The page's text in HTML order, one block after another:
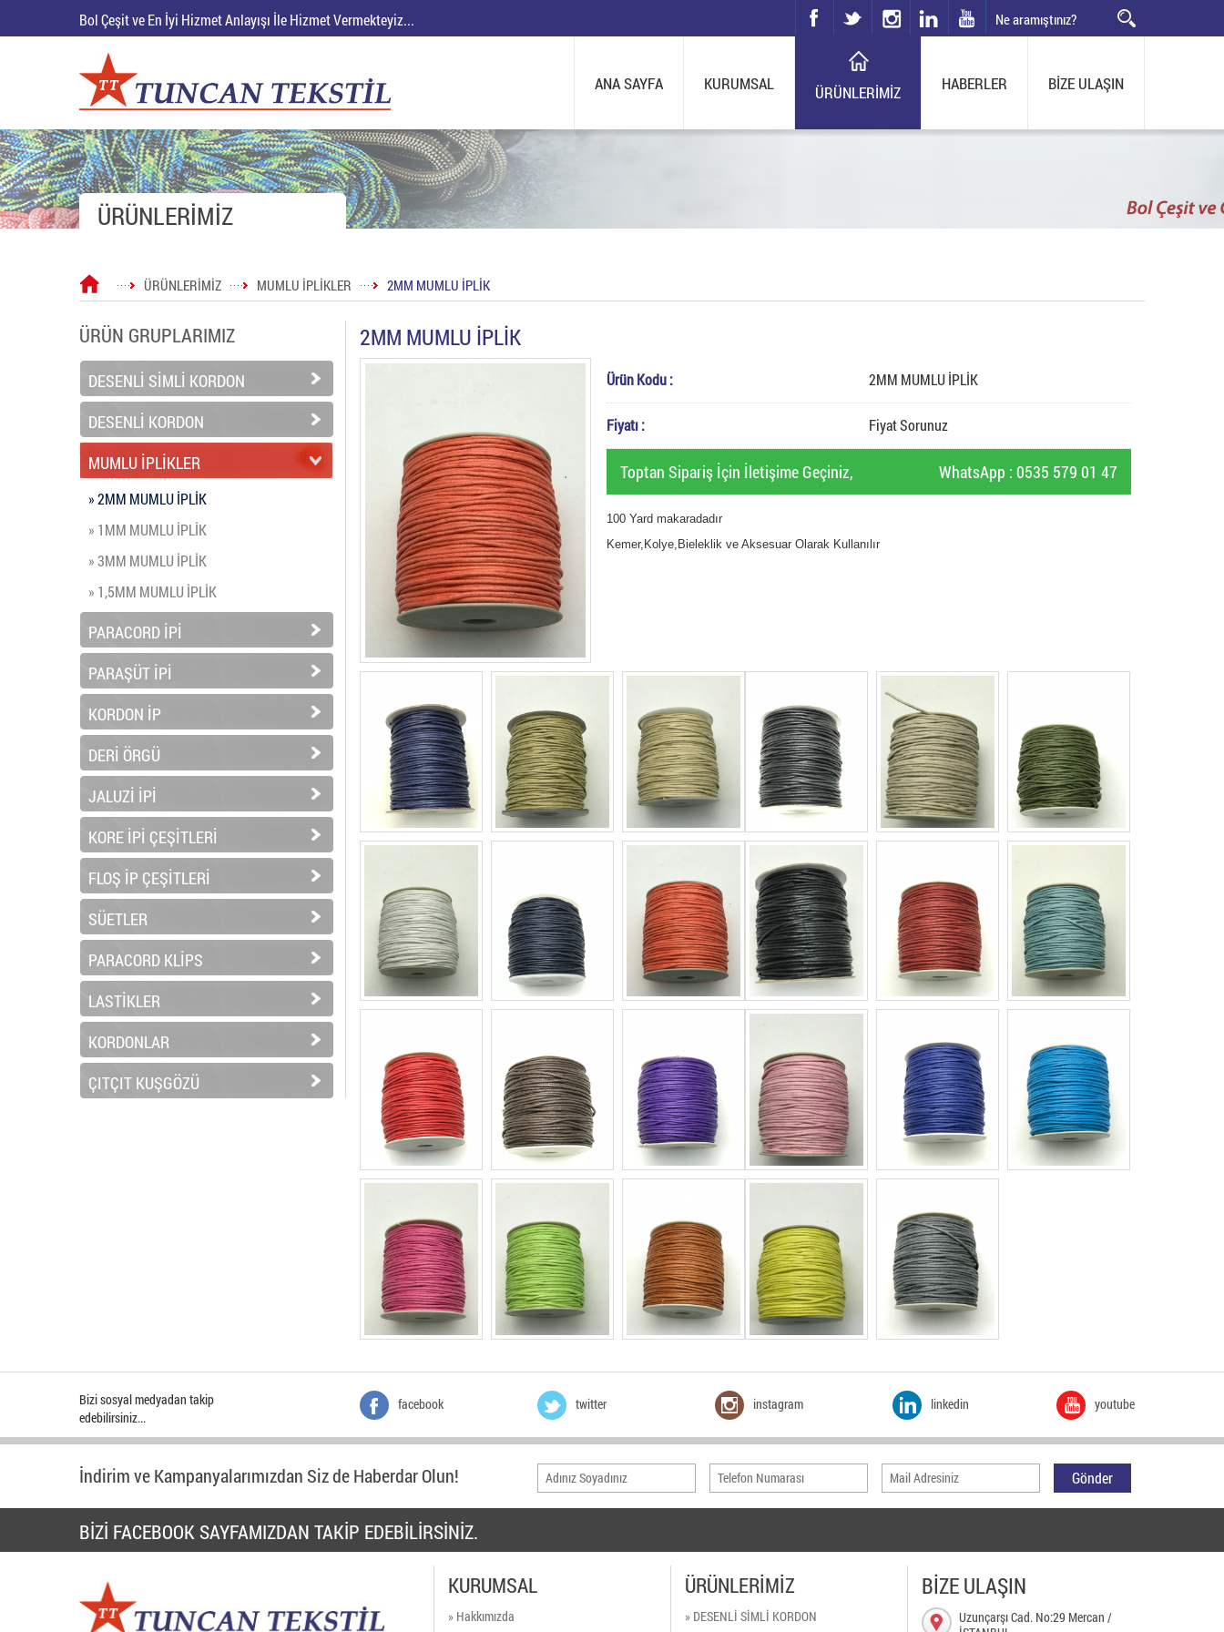
Bol Çeşit ve En İyi Hizmet Anlayışı İle Hizmet Vermekteyiz...
ANA SAYFA KURUMSAL ÜRÜNLERİMİZ HABERLER BİZE ULAŞIN
ÜRÜNLERİMİZ
ÜRÜNLERİMİZ MUMLU İPLİKLER 2MM MUMLU İPLİK
ÜRÜN GRUPLARIMIZ
DESENLİ SİMLİ KORDON
DESENLİ KORDON
MUMLU İPLİKLER
» 2MM MUMLU İPLİK
» 1MM MUMLU İPLİK
» 3MM MUMLU İPLİK
» 1,5MM MUMLU İPLİK
PARACORD İPİ
PARAŞÜT İPİ
KORDON İP
DERİ ÖRGÜ
JALUZİ İPİ
KORE İPİ ÇEŞİTLERİ
FLOŞ İP ÇEŞİTLERİ
SÜETLER
PARACORD KLİPS
LASTİKLER
KORDONLAR
ÇITÇIT KUŞGÖZÜ
2MM MUMLU İPLİK
Ürün Kodu : 2MM MUMLU İPLİK
Fiyatı : Fiyat Sorunuz
Toptan Sipariş İçin İletişime Geçiniz, WhatsApp : 0535 579 01 47
100 Yard makaradadır
Kemer,Kolye,Bieleklik ve Aksesuar Olarak Kullanılır
Bizi sosyal medyadan takip
edebilirsiniz...
facebook twitter instagram linkedin youtube
İndirim ve Kampanyalarımızdan Siz de Haberdar Olun!
BİZİ FACEBOOK SAYFAMIZDAN TAKİP EDEBİLİRSİNİZ.
KURUMSAL
» Hakkımızda
ÜRÜNLERİMİZ
» DESENLİ SİMLİ KORDON
BİZE ULAŞIN
Uzunçarşı Cad. No:29 Mercan /